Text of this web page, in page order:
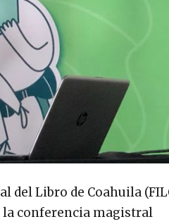
del Libro de Coahuila
la conferencia magistral